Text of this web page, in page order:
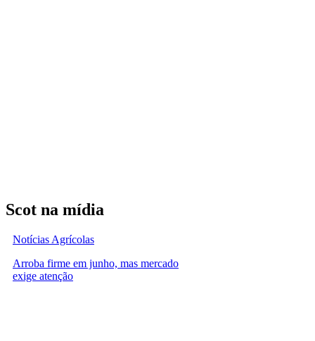
Scot na mídia
Notícias Agrícolas
Arroba firme em junho, mas mercado
exige atenção